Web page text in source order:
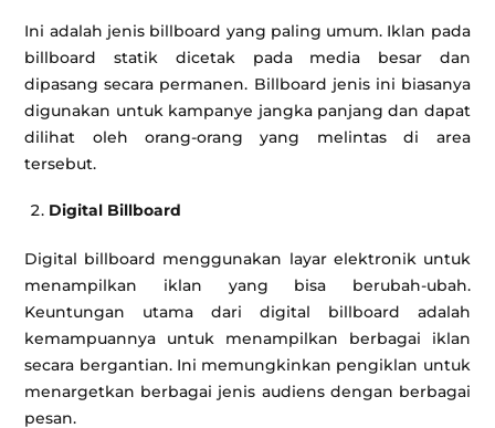
Ini adalah jenis billboard yang paling umum. Iklan pada
billboard statik dicetak pada media besar dan
dipasang secara permanen. Billboard jenis ini biasanya
digunakan untuk kampanye jangka panjang dan dapat
dilihat oleh orang-orang yang melintas di area
tersebut.
Digital Billboard
Digital billboard menggunakan layar elektronik untuk
menampilkan iklan yang bisa berubah-ubah.
Keuntungan utama dari digital billboard adalah
kemampuannya untuk menampilkan berbagai iklan
secara bergantian. Ini memungkinkan pengiklan untuk
menargetkan berbagai jenis audiens dengan berbagai
pesan.